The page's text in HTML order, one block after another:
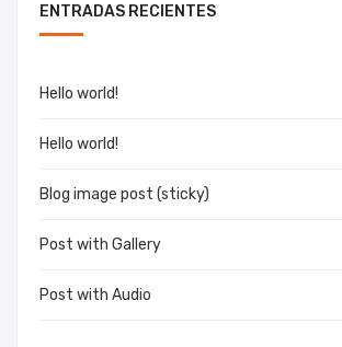
ENTRADAS RECIENTES
Hello world!
Hello world!
Blog image post (sticky)
Post with Gallery
Post with Audio